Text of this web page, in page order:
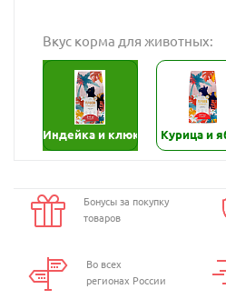
Вкус корма для животных:
Индейка и клюква Курица и
Бонусы за покупку
товаров
Во всех
регионах России